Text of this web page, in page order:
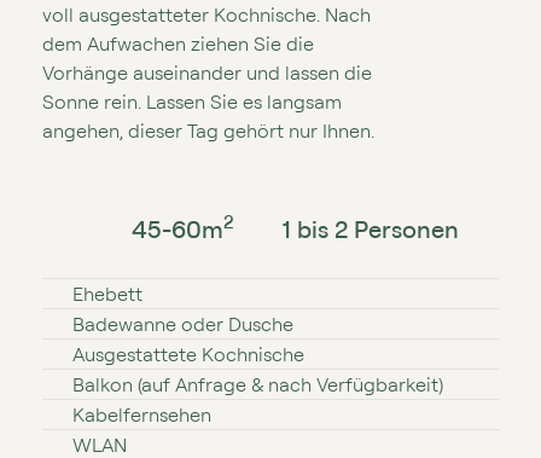
voll ausgestatteter Kochnische. Nach
dem Aufwachen ziehen Sie die
Vorhänge auseinander und lassen die
Sonne rein. Lassen Sie es langsam
angehen, dieser Tag gehört nur Ihnen.
45⁠⁠⁠⁠⁠⁠⁠⁠⁠⁠-⁠⁠⁠⁠⁠⁠⁠⁠⁠⁠60m2 1 bis 2 Personen
Ehebett
Badewanne oder Dusche
Ausgestattete Kochnische
Balkon (auf Anfrage & nach Verfügbarkeit)
Kabelfernsehen
WLAN